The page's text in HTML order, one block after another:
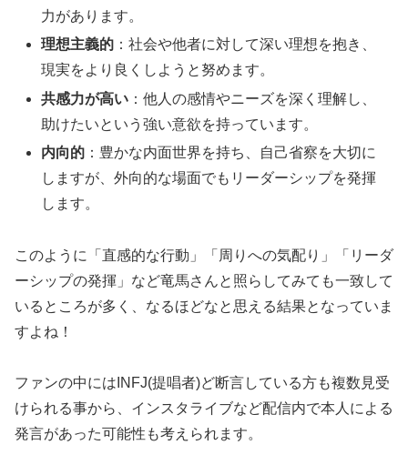
力があります。
理想主義的 ：社会や他者に対して深い理想を抱き、
現実をより良くしようと努めます。
共感力が高い ：他人の感情やニーズを深く理解し、
助けたいという強い意欲を持っています。
内向的 ：豊かな内面世界を持ち、自己省察を大切に
しますが、外向的な場面でもリーダーシップを発揮
します。
このように「直感的な行動」「周りへの気配り」「リーダ
ーシップの発揮」など竜馬さんと照らしてみても一致して
いるところが多く、なるほどなと思える結果となっていま
すよね！
ファンの中にはINFJ(提唱者)ど断言している方も複数見受
けられる事から、インスタライブなど配信内で本人による
発言があった可能性も考えられます。